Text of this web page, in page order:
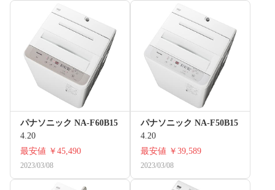
パナソニック NA-F60B15
4.20
最安値 ￥45,490
2023/03/08
パナソニック NA-F50B15
4.20
最安値 ￥39,589
2023/03/08